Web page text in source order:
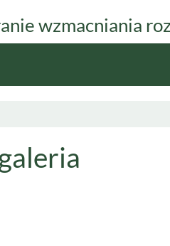
wzmacniania